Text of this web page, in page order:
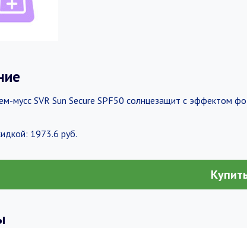
мусс SVR Sun Secure SPF50 солнцезащит с эффектом
1973.6 руб.